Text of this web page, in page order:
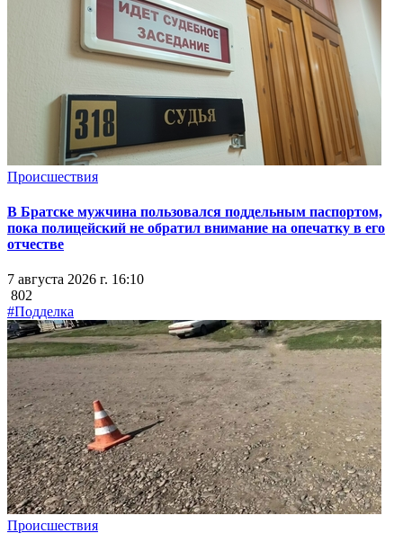
Происшествия
В Братске мужчина пользовался поддельным паспортом,
пока полицейский не обратил внимание на опечатку в его
отчестве
7 августа 2026 г. 16:10
802
#Подделка
Происшествия